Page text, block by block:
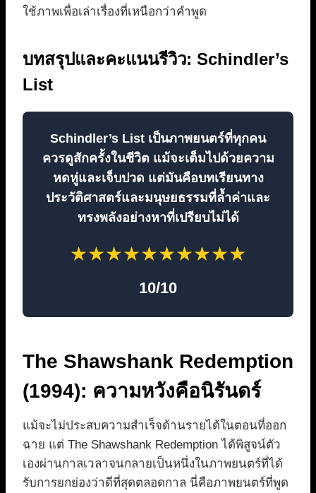
ใช้ภาพเพื่อเล่าเรื่องที่เหนือกว่าคำพูด
บทสรุปและคะแนนรีวิว: Schindler’s
List
Schindler’s List เป็นภาพยนตร์ที่ทุกคน
ควรดูสักครั้งในชีวิต แม้จะเต็มไปด้วยความ
หดหู่และเจ็บปวด แต่มันคือบทเรียนทาง
ประวัติศาสตร์และมนุษยธรรมที่ล้ำค่าและ
ทรงพลังอย่างหาที่เปรียบไม่ได้
★★★★★★★★★★
10/10
The Shawshank Redemption
(1994): ความหวังคือนิรันดร์
แม้จะไม่ประสบความสำเร็จด้านรายได้ในตอนที่ออก
ฉาย แต่ The Shawshank Redemption ได้พิสูจน์ตัว
เองผ่านกาลเวลาจนกลายเป็นหนึ่งในภาพยนตร์ที่ได้
รับการยกย่องว่าดีที่สุดตลอดกาล นี่คือภาพยนตร์ที่พูด